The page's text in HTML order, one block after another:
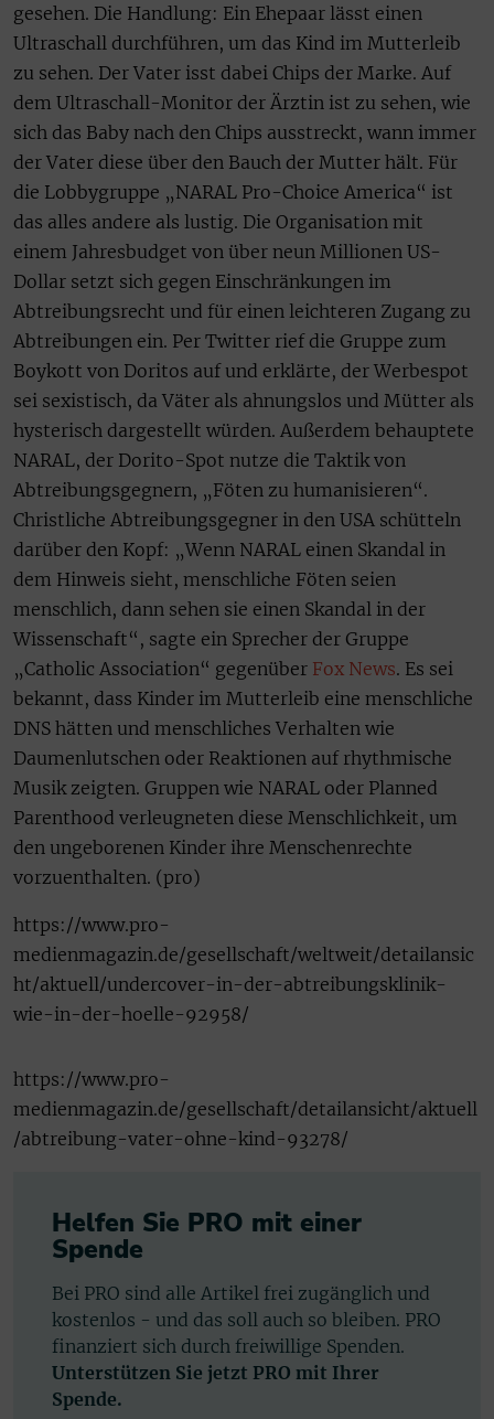
gesehen. Die Handlung: Ein Ehepaar lässt einen
Ultraschall durchführen, um das Kind im Mutterleib
zu sehen. Der Vater isst dabei Chips der Marke. Auf
dem Ultraschall-Monitor der Ärztin ist zu sehen, wie
sich das Baby nach den Chips ausstreckt, wann immer
der Vater diese über den Bauch der Mutter hält. Für
die Lobbygruppe „NARAL Pro-Choice America“ ist
das alles andere als lustig. Die Organisation mit
einem Jahresbudget von über neun Millionen US-
Dollar setzt sich gegen Einschränkungen im
Abtreibungsrecht und für einen leichteren Zugang zu
Abtreibungen ein. Per Twitter rief die Gruppe zum
Boykott von Doritos auf und erklärte, der Werbespot
sei sexistisch, da Väter als ahnungslos und Mütter als
hysterisch dargestellt würden. Außerdem behauptete
NARAL, der Dorito-Spot nutze die Taktik von
Abtreibungsgegnern, „Föten zu humanisieren“.
Christliche Abtreibungsgegner in den USA schütteln
darüber den Kopf: „Wenn NARAL einen Skandal in
dem Hinweis sieht, menschliche Föten seien
menschlich, dann sehen sie einen Skandal in der
Wissenschaft“, sagte ein Sprecher der Gruppe
„Catholic Association“ gegenüber Fox News. Es sei
bekannt, dass Kinder im Mutterleib eine menschliche
DNS hätten und menschliches Verhalten wie
Daumenlutschen oder Reaktionen auf rhythmische
Musik zeigten. Gruppen wie NARAL oder Planned
Parenthood verleugneten diese Menschlichkeit, um
den ungeborenen Kinder ihre Menschenrechte
vorzuenthalten. (pro)
https://www.pro-
medienmagazin.de/gesellschaft/weltweit/detailansic
ht/aktuell/undercover-in-der-abtreibungsklinik-
wie-in-der-hoelle-92958/
https://www.pro-
medienmagazin.de/gesellschaft/detailansicht/aktuell
/abtreibung-vater-ohne-kind-93278/
Helfen Sie PRO mit einer
Spende
Bei PRO sind alle Artikel frei zugänglich und
kostenlos - und das soll auch so bleiben. PRO
finanziert sich durch freiwillige Spenden.
Unterstützen Sie jetzt PRO mit Ihrer
Spende.